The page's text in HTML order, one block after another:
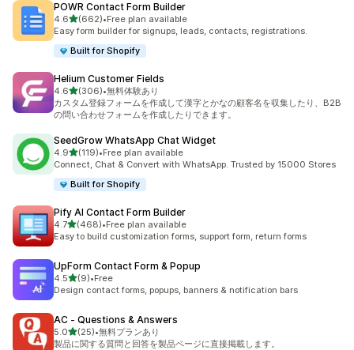
POWR Contact Form Builder
4.65つ星中
(662)
合計レビュー数：662件
•Free plan available
Easy form builder for signups, leads, contacts, registrations.
Built for Shopify
Helium Customer Fields
4.65つ星中
(306)
合計レビュー数：306件
•無料体験あり
カスタム登録フォームを作成して漢字とかなの顧客名を収集したり、B2B
の問い合わせフォームを作成したりできます。
SeedGrow WhatsApp Chat Widget
4.95つ星中
(119)
合計レビュー数：119件
•Free plan available
Connect, Chat & Convert with WhatsApp. Trusted by 15000 Stores
Built for Shopify
Pify AI Contact Form Builder
4.75つ星中
(468)
合計レビュー数：468件
•Free plan available
Easy to build customization forms, support form, return forms
UpForm Contact Form & Popup
4.55つ星中
(9)
合計レビュー数：9件
•Free
Design contact forms, popups, banners & notification bars
AC ‑ Questions & Answers
5.05つ星中
(25)
合計レビュー数：25件
•無料プランあり
製品に関する質問と回答を製品ページに直接掲載します。